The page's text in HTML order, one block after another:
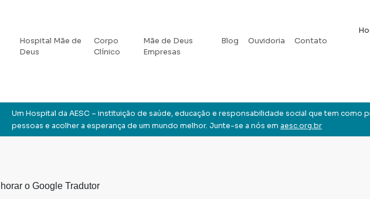
Hospital Mãe de
Deus
Corpo
Clínico
Mãe de Deus
Empresas
Blog Ouvidoria Contato
Um Hospital da AESC – instituição de saúde, educação e responsabilidade social que tem
pessoas e acolher a esperança de um mundo melhor. Junte-se a nós em aesc.org.br
o Google Tradutor